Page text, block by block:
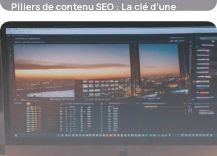
Piliers de contenu SEO : La clé d’une
visibilité durable
4 juillet 2025